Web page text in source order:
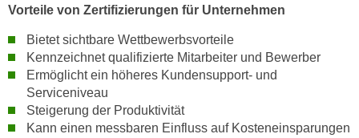
Vorteile von Zertifizierungen für Unternehmen
Bietet sichtbare Wettbewerbsvorteile
Kennzeichnet qualifizierte Mitarbeiter und Bewerber
Ermöglicht ein höheres Kundensupport- und
Serviceniveau
Steigerung der Produktivität
Kann einen messbaren Einfluss auf Kosteneinsparungen
e
"
,
m
a